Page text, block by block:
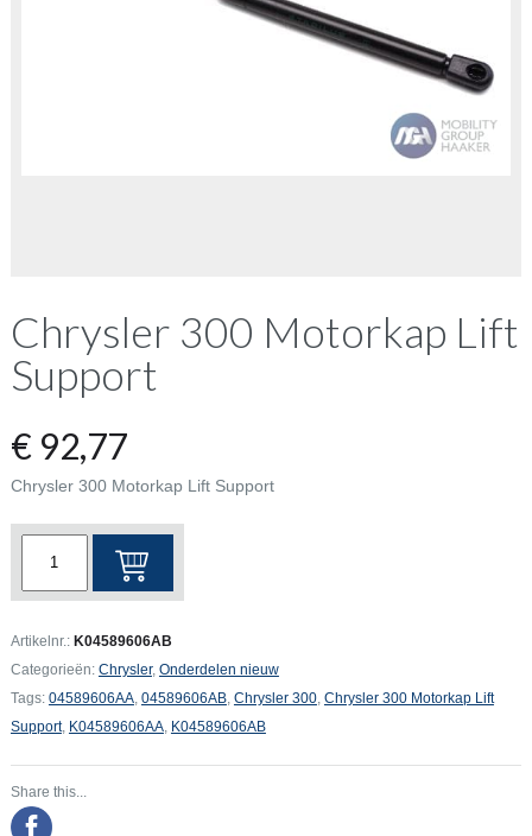
Chrysler 300 Motorkap Lift
Support
€92,77
Chrysler 300 Motorkap Lift Support
Motorkap
Lift
Support
aantal
Artikelnr.: K04589606AB
Categorieën: Chrysler, Onderdelen nieuw
Tags: 04589606AA, 04589606AB, Chrysler 300, Chrysler 300 Motorkap Lift
Support, K04589606AA, K04589606AB
Share this...